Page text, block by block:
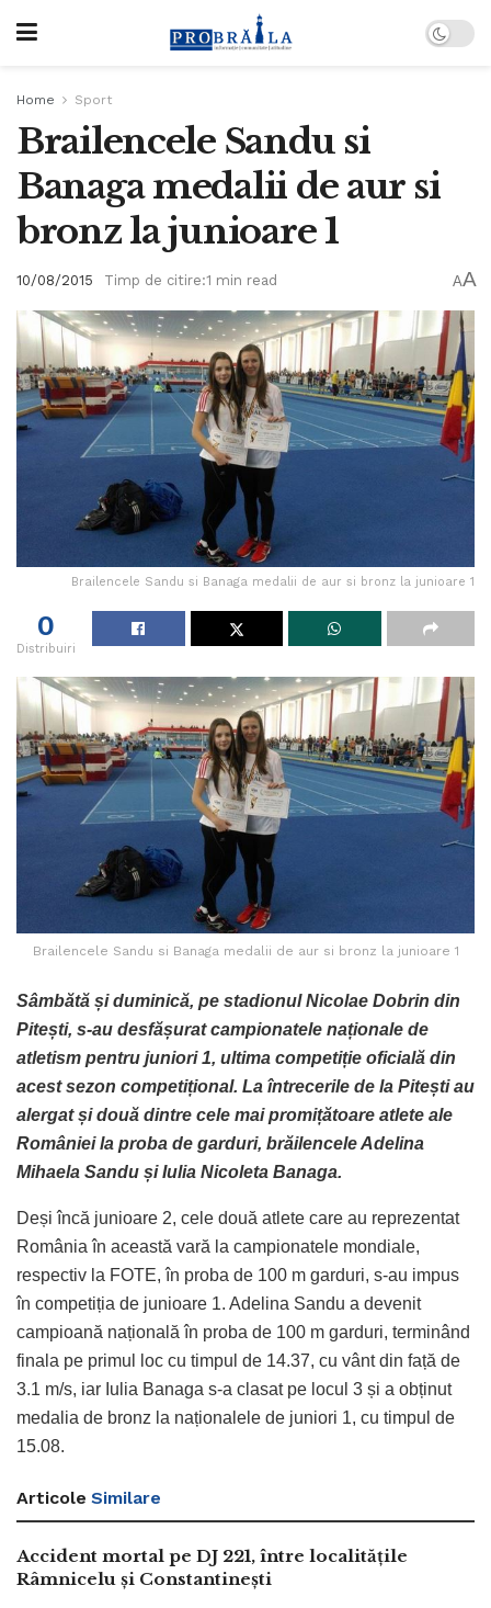
Home Sport
Brailencele Sandu si
Banaga medalii de aur si
bronz la junioare 1
10/08/2015 Timp de citire:1 min read AA
Brailencele Sandu si Banaga medalii de aur si bronz la junioare 1
0
Distribuiri
Brailencele Sandu si Banaga medalii de aur si bronz la junioare 1
Sâmbătă și duminică, pe stadionul Nicolae Dobrin din
Pitești, s-au desfășurat campionatele naționale de
atletism pentru juniori 1, ultima competiție oficială din
acest sezon competițional. La întrecerile de la Pitești au
alergat și două dintre cele mai promițătoare atlete ale
României la proba de garduri, brăilencele Adelina
Mihaela Sandu și Iulia Nicoleta Banaga.
Deși încă junioare 2, cele două atlete care au reprezentat
România în această vară la campionatele mondiale,
respectiv la FOTE, în proba de 100 m garduri, s-au impus
în competiția de junioare 1. Adelina Sandu a devenit
campioană națională în proba de 100 m garduri, terminând
finala pe primul loc cu timpul de 14.37, cu vânt din față de
3.1 m/s, iar Iulia Banaga s-a clasat pe locul 3 și a obținut
medalia de bronz la naționalele de juniori 1, cu timpul de
15.08.
Articole Similare
Accident mortal pe DJ 221, între localitățile
Râmnicelu și Constantinești